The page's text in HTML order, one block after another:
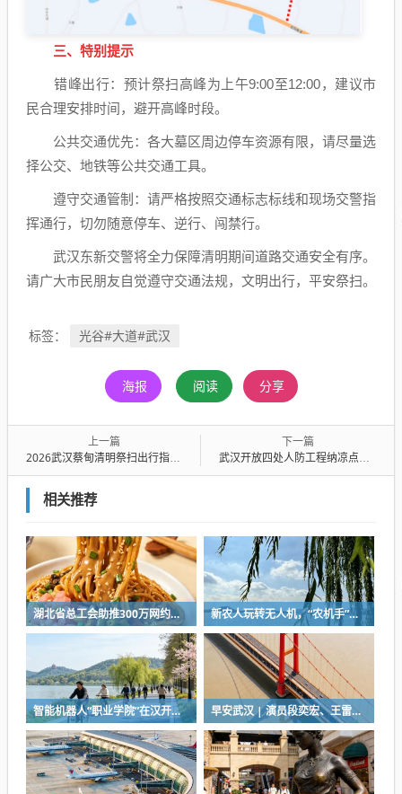
三、特别提示
错峰出行：预计祭扫高峰为上午9:00至12:00，建议市
民合理安排时间，避开高峰时段。
公共交通优先：各大墓区周边停车资源有限，请尽量选
择公交、地铁等公共交通工具。
遵守交通管制：请严格按照交通标志标线和现场交警指
挥通行，切勿随意停车、逆行、闯禁行。
武汉东新交警将全力保障清明期间道路交通安全有序。
请广大市民朋友自觉遵守交通法规，文明出行，平安祭扫。
标签： 光谷#大道#武汉
海报 阅读 分享
上一篇
2026武汉蔡甸清明祭扫出行指南（管制措施+推荐路线）
下一篇
武汉开放四处人防工程纳凉点，今年新增的这个还可打乒乓球
相关推荐
湖北省总工会助推300万网约车司机降佣金 新农人玩转无人机，“农机手”赛项最热门
智能机器人“职业学院”在汉开学，教材就是人类的一举一动 早安武汉 | 演员段奕宏、王雷，在武汉获聘